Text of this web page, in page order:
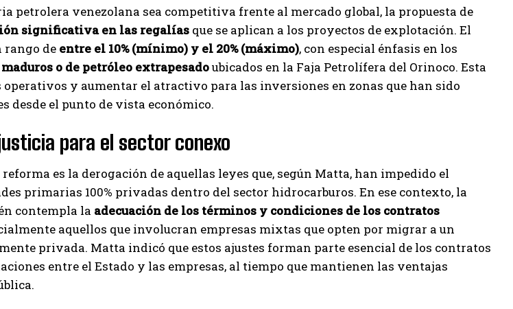
petrolera venezolana sea competitiva frente al mercado global, la propuesta de
significativa en las regalías que se aplican a los proyectos de explotación. El
rango de entre el 10% (mínimo) y el 20% (máximo), con especial énfasis en los
o de petróleo extrapesadoubicados en la Faja Petrolífera del Orinoco. Esta
operativos y aumentar el atractivo para las inversiones en zonas que han sido
desde el punto de vista económico.
para el sector conexo
es la derogación de aquellas leyes que, según Matta, han impedido el
primarias 100% privadas dentro del sector hidrocarburos. En ese contexto, la
contempla la adecuación de los términos y condiciones de los contratos
aquellos que involucran empresas mixtas que opten por migrar a un
privada. Matta indicó que estos ajustes forman parte esencial de los contratos
entre el Estado y las empresas, al tiempo que mantienen las ventajas